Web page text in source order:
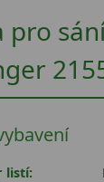
pro
listí: